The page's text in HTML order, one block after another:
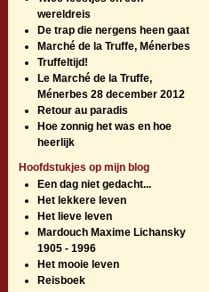
wereldreis
De trap die nergens heen gaat
Marché de la Truffe, Ménerbes
Truffeltijd!
Le Marché de la Truffe,
Ménerbes 28 december 2012
Retour au paradis
Hoe zonnig het was en hoe
heerlijk
Hoofdstukjes op mijn blog
Een dag niet gedacht...
Het lekkere leven
Het lieve leven
Mardouch Maxime Lichansky
1905 - 1996
Het mooie leven
Reisboek